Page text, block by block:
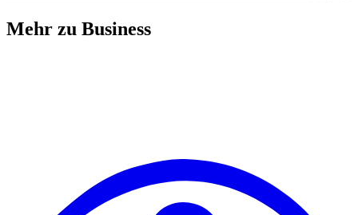
Mehr zu Business